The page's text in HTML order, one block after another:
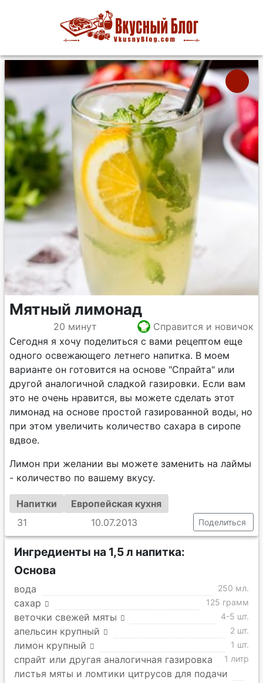
Мятный лимонад
20 минут
Справится и новичок
Сегодня я хочу поделиться с вами рецептом еще
одного освежающего летнего напитка. В моем
варианте он готовится на основе "Спрайта" или
другой аналогичной сладкой газировки. Если вам
это не очень нравится, вы можете сделать этот
лимонад на основе простой газированной воды, но
при этом увеличить количество сахара в сиропе
вдвое.
Лимон при желании вы можете заменить на лаймы
- количество по вашему вкусу.
Напитки
Европейская кухня
31
10.07.2013 Поделиться
Ингредиенты на 1,5 л напитка:
Основа
вода 250 мл.
сахар 125 грамм
веточки свежей мяты 4-5 шт.
апельсин крупный 2 шт.
лимон крупный 1 шт.
спрайт или другая аналогичная газировка 1 литр
листья мяты и ломтики цитрусов для подачи